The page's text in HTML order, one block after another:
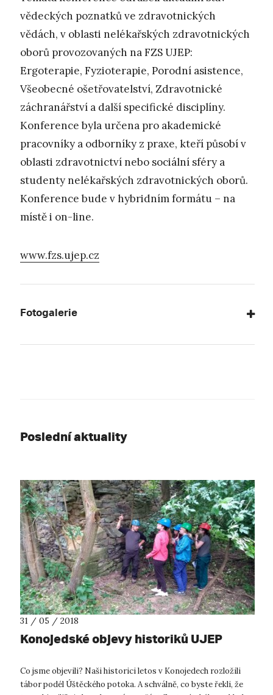
vědeckých poznatků ve zdravotnických
vědách, v oblasti nelékařských zdravotnických
oborů provozovaných na FZS UJEP:
Ergoterapie, Fyzioterapie, Porodní asistence,
Všeobecné ošetřovatelství, Zdravotnické
záchranářství a další specifické disciplíny.
Konference byla určena pro akademické
pracovníky a odborníky z praxe, kteří působí v
oblasti zdravotnictví nebo sociální sféry a
studenty nelékařských zdravotnických oborů.
Konference bude v hybridním formátu – na
místě i on-line.
www.fzs.ujep.cz
Fotogalerie
Poslední aktuality
31 / 05 / 2018
Konojedské objevy historiků UJEP
Co jsme objevili? Naši historici letos v Konojedech rozložili
tábor podél Úštěckého potoka. A schválně, co byste řekli, že